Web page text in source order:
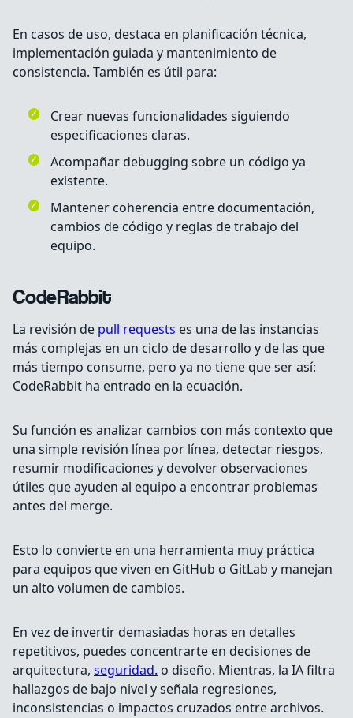
En casos de uso, destaca en planificación técnica,
implementación guiada y mantenimiento de
consistencia. También es útil para:
Crear nuevas funcionalidades siguiendo
especificaciones claras.
Acompañar debugging sobre un código ya
existente.
Mantener coherencia entre documentación,
cambios de código y reglas de trabajo del
equipo.
CodeRabbit
La revisión de pull requests es una de las instancias
más complejas en un ciclo de desarrollo y de las que
más tiempo consume, pero ya no tiene que ser así:
CodeRabbit ha entrado en la ecuación.
Su función es analizar cambios con más contexto que
una simple revisión línea por línea, detectar riesgos,
resumir modificaciones y devolver observaciones
útiles que ayuden al equipo a encontrar problemas
antes del merge.
Esto lo convierte en una herramienta muy práctica
para equipos que viven en GitHub o GitLab y manejan
un alto volumen de cambios.
En vez de invertir demasiadas horas en detalles
repetitivos, puedes concentrarte en decisiones de
arquitectura, seguridad. o diseño. Mientras, la IA filtra
hallazgos de bajo nivel y señala regresiones,
inconsistencias o impactos cruzados entre archivos.